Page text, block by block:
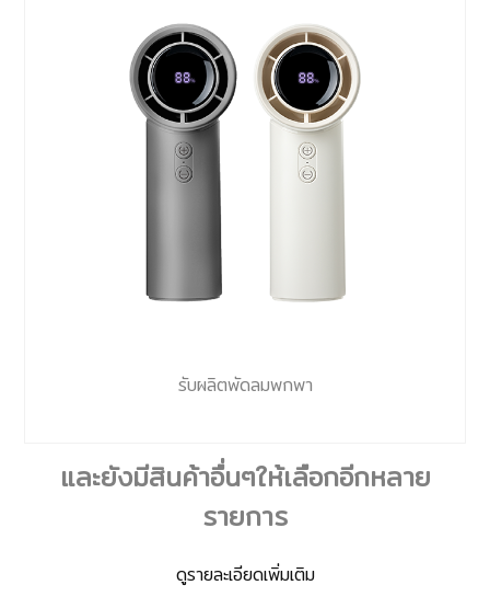
รับผลิตพัดลมพกพา
และยังมีสินค้าอื่นๆให้เลือกอีกหลาย
รายการ
ดูรายละเอียดเพิ่มเติม